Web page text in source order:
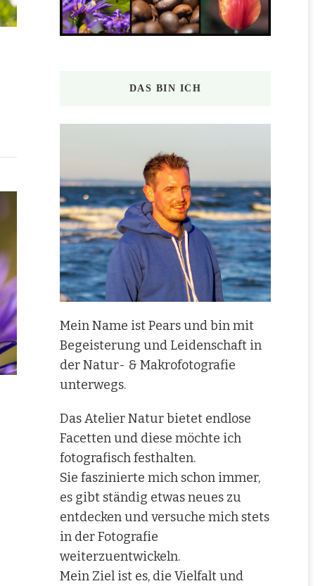
DAS BIN ICH
Mein Name ist Pears und bin mit
Begeisterung und Leidenschaft in
der Natur- & Makrofotografie
unterwegs.
Das Atelier Natur bietet endlose
Facetten und diese möchte ich
fotografisch festhalten.
Sie faszinierte mich schon immer,
es gibt ständig etwas neues zu
entdecken und versuche mich stets
in der Fotografie
weiterzuentwickeln.
Mein Ziel ist es, die Vielfalt und